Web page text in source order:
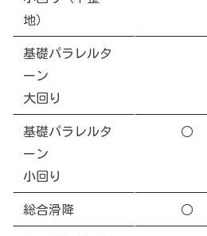
地）
基礎パラレルタ
ーン
大回り
基礎パラレルタ
ーン
小回り
○
総合滑降 ○